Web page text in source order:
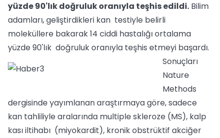
yüzde 90'lık doğruluk oranıyla teşhis edildi. Bilim
adamları, geliştirdikleri kan testiyle belirli
moleküllere bakarak 14 ciddi hastalığı ortalama
yüzde 90'lık doğruluk oranıyla teşhis etmeyi başardı.
Sonuçları
Nature
Methods
dergisinde yayımlanan araştırmaya göre, sadece
kan tahliliyle aralarında multiple skleroze (MS), kalp
kası iltihabı (miyokardit), kronik obstrüktif akciğer